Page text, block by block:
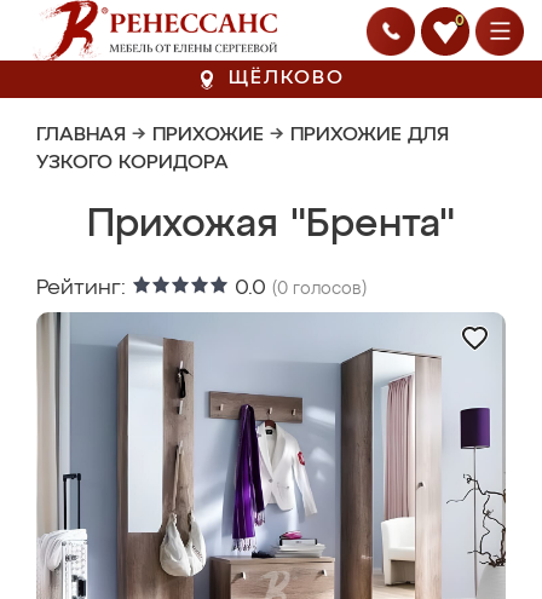
0
ЩЁЛКОВО
ГЛАВНАЯ → ПРИХОЖИЕ → ПРИХОЖИЕ ДЛЯ
УЗКОГО КОРИДОРА
Прихожая "Брента"
Рейтинг: 0.0 (0 голосов)